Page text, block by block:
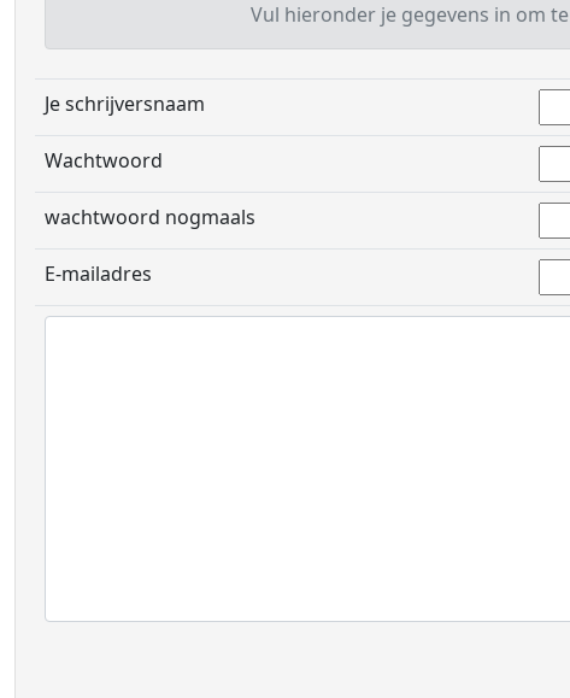
Vul hieronder je gegevens in om
Je schrijversnaam
Wachtwoord
wachtwoord nogmaals
E-mailadres